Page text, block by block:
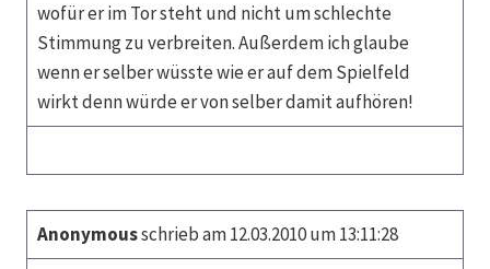
wofür er im Tor steht und nicht um schlechte
Stimmung zu verbreiten. Außerdem ich glaube
wenn er selber wüsste wie er auf dem Spielfeld
wirkt denn würde er von selber damit aufhören!
Anonymousschrieb am 12.03.2010 um 13:11:28